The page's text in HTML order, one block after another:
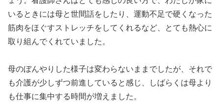
いるときには母と世間話をしたり、運動不足で硬くなった
筋肉をほぐすストレッチをしてくれるなど、とても熱心に
取り組んでくれていました。
母のぼんやりした様子は変わらないままでしたが、それで
も介護が少しずつ前進していると感じ、しばらくは母より
も仕事に集中する時間が増えました。